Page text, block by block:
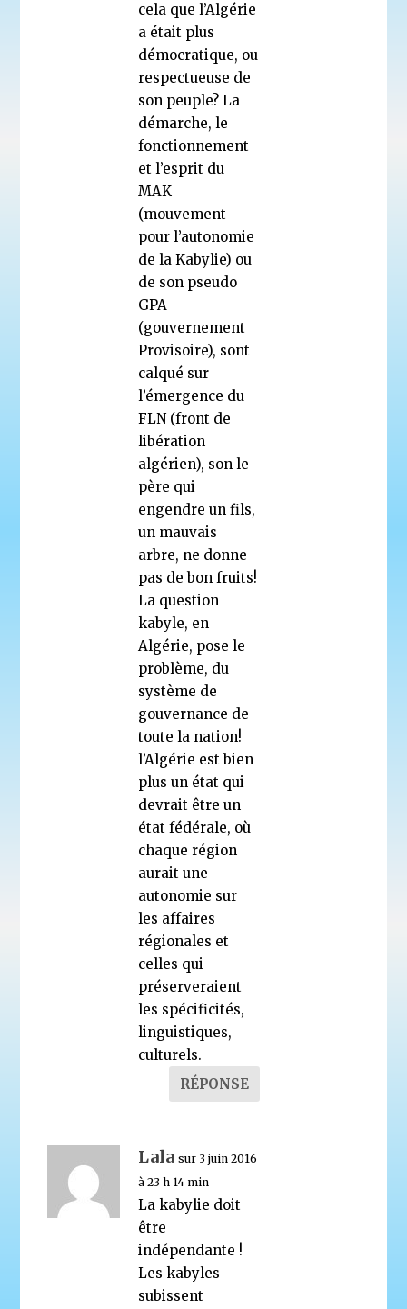
cela que l’Algérie
a était plus
démocratique, ou
respectueuse de
son peuple? La
démarche, le
fonctionnement
et l’esprit du
MAK
(mouvement
pour l’autonomie
de la Kabylie) ou
de son pseudo
GPA
(gouvernement
Provisoire), sont
calqué sur
l’émergence du
FLN (front de
libération
algérien), son le
père qui
engendre un fils,
un mauvais
arbre, ne donne
pas de bon fruits!
La question
kabyle, en
Algérie, pose le
problème, du
système de
gouvernance de
toute la nation!
l’Algérie est bien
plus un état qui
devrait être un
état fédérale, où
chaque région
aurait une
autonomie sur
les affaires
régionales et
celles qui
préserveraient
les spécificités,
linguistiques,
culturels.
RÉPONSE
Lala sur 3 juin 2016
à 23 h 14 min
La kabylie doit
être
indépendante !
Les kabyles
subissent